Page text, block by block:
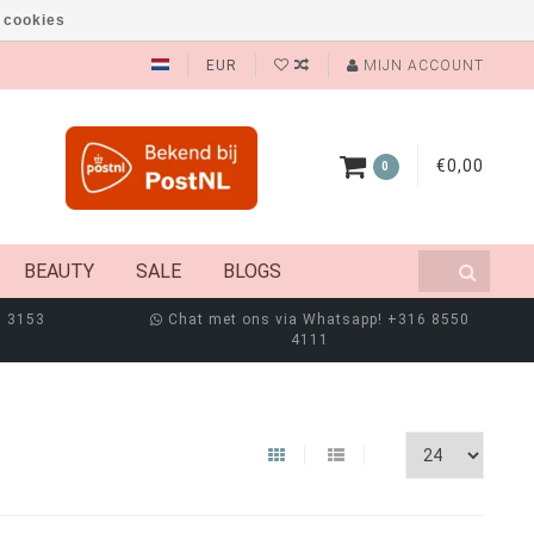
EUR MIJN ACCOUNT
0 €0,00
BEAUTY SALE BLOGS
3153
Chat met ons via Whatsapp! +316 8550
4111
cookies